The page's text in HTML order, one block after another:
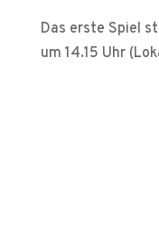
Das erste Spiel
um 14.15 Uhr